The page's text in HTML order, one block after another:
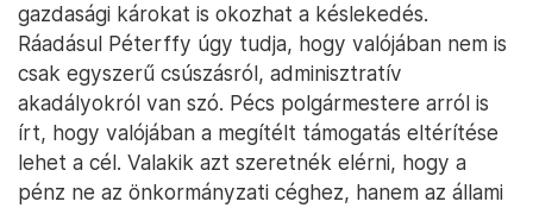
gazdasági károkat is okozhat a késlekedés.
Ráadásul Péterffy úgy tudja, hogy valójában nem is
csak egyszerű csúszásról, adminisztratív
akadályokról van szó. Pécs polgármestere arról is
írt, hogy valójában a megítélt támogatás eltérítése
lehet a cél. Valakik azt szeretnék elérni, hogy a
pénz ne az önkormányzati céghez, hanem az állami